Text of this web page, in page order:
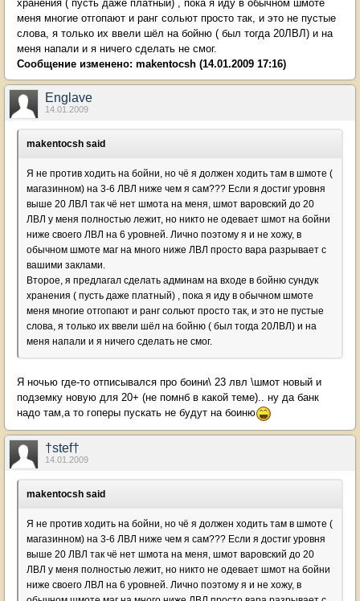
хранения ( пусть даже платный) , пока я иду в обычном шмоте
меня многие отгопают и ранг сольют просто так, и это не пустые
слова, я только их ввели шёл на бойню ( был тогда 20ЛВЛ) и на
меня напали и я ничего сделать не смог.
Сообщение изменено: makentocsh (14.01.2009 17:16)
Englave
14.01.2009
makentocsh said
Я не против ходить на бойни, но чё я должен ходить там в шмоте (
магазинном) на 3-6 ЛВЛ ниже чем я сам??? Если я достиг уровня
выше 20 ЛВЛ так чё нет шмота на меня, шмот варовский до 20
ЛВЛ у меня полностью лежит, но никто не одевает шмот на бойни
ниже своего ЛВЛ на 6 уровней. Лично поэтому я и не хожу, в
обычном шмоте маг на много ниже ЛВЛ просто вара разрывает с
вашими заклами.
Второе, я предлагал сделать админам на входе в бойню сундук
хранения ( пусть даже платный) , пока я иду в обычном шмоте
меня многие отгопают и ранг сольют просто так, и это не пустые
слова, я только их ввели шёл на бойню ( был тогда 20ЛВЛ) и на
меня напали и я ничего сделать не смог.
Я ночью где-то отписывался про боини\ 23 лвл \шмот новый и
подземку новую для 20+ (не помнб в какой теме).. ну да банк
надо там,а то гоперы пускать не будут на боиню
†stef†
14.01.2009
makentocsh said
Я не против ходить на бойни, но чё я должен ходить там в шмоте (
магазинном) на 3-6 ЛВЛ ниже чем я сам??? Если я достиг уровня
выше 20 ЛВЛ так чё нет шмота на меня, шмот варовский до 20
ЛВЛ у меня полностью лежит, но никто не одевает шмот на бойни
ниже своего ЛВЛ на 6 уровней. Лично поэтому я и не хожу, в